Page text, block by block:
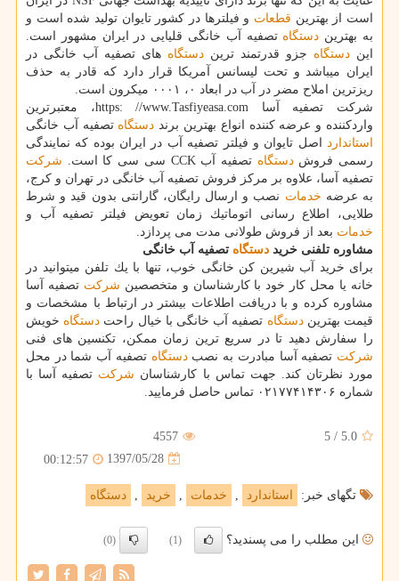
است از بهترین قطعات و فیلترها در كشور تایوان تولید شده است و
به بهترین دستگاه تصفیه آب خانگی قلیایی در ایران مشهور است.
این دستگاه جزو قدرتمند ترین دستگاه های تصفیه آب خانگی در
ایران میباشد و تحت لیسانس آمریكا قرار دارد كه قادر به حذف
ریزترین املاح مضر در آب در ابعاد ۰، ۰۰۰۱ میكرون است.
شركت تصفیه آسا https: //www.Tasfiyeasa.com، معتبرترین
واردكننده و عرضه كننده انواع بهترین برند دستگاه تصفیه آب خانگی
استاندارد اصل تایوان و فیلتر تصفیه آب در ایران بوده كه نمایندگی
رسمی فروشدستگاه تصفیه آب CCK سی سی كا است.
شركت
تصفیه آسا، علاوه بر مركز فروش تصفیه آب خانگی در تهران و كرج،
به عرضه خدمات نصب و ارسال رایگان، گارانتی بدون قید و شرط
طلایی، اطلاع رسانی اتوماتیك زمان تعویض فیلتر تصفیه آب و
خدمات بعد از فروش طولانی مدت می پردازد.
مشاوره تلفنی خرید دستگاه تصفیه آب خانگی
برای خرید آب شیرین كن خانگی خوب، تنها با یك تلفن میتوانید در
خانه یا محل كار خود با كارشناسان و متخصصین شركت تصفیه آسا
مشاوره كرده و با دریافت اطلاعات بیشتر در ارتباط با مشخصات و
قیمت بهتریندستگاه تصفیه آب خانگی با خیال راحت دستگاه خویش
را سفارش دهید تا در سریع ترین زمان ممكن، تكنسین های فنی
شركت تصفیه آسا مبادرت به نصبدستگاه تصفیه آب شما در محل
مورد نظرتان كند. جهت تماس با كارشناسان شركت تصفیه آسا با
شماره ۰۲۱۷۷۴۱۴۳۰۶ تماس حاصل فرمایید.
5.0
/
5
4557
1397/05/28
00:12:57
تگهای خبر: استاندارد خدمات خرید دستگاه
این مطلب را می پسندید؟ (1)
(0)